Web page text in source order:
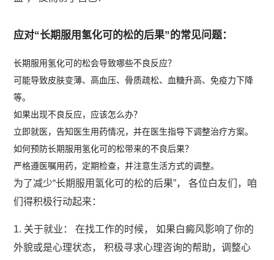
应对“长期服用氢化可的松的后果”的常见问题：
长期服用氢化可的松会导致哪些不良反应？
可能导致皮肤变薄、高血压、骨质疏松、血糖升高、免疫力下降
等。
如果出现不良反应，应该怎么办？
立即就医，告知医生用药情况，并在医生指导下调整治疗方案。
如何预防长期服用氢化可的松带来的不良后果？
严格遵医嘱用药，定期检查，并注意生活方式的调整。
为了减少“长期服用氢化可的松的后果”， 各位白友们，咱
们得积极行动起来：
1. 关于就业： 在找工作的时候， 如果白癜风影响了你的
外貌或是心理状态， 积极寻求心理咨询的帮助，调整心